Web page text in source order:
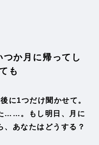
つか月に帰ってし
も
1つだけ聞かせて。
……。もし明日、月に
、あなたはどうする？